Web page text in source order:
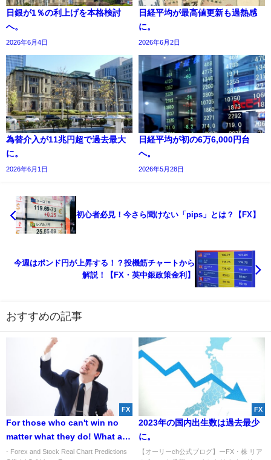
日銀が1％の利上げを本格検討
へ。
2026年6月4日
日経平均が最高値更新も過熱感
に。
2026年6月2日
為替介入が11兆円超で過去最大
に。
2026年6月1日
日経平均が初の6万6,000円台
へ。
2026年5月28日
初心者必見！今さら聞けない「pips」とは？【FX】
今週はポンド円が上昇する！？投機筋チャートから
解説！【FX・英中銀政策金利】
おすすめの記事
FX
For those who can't win no
matter what they do! What are
the "3 Habits" that can get
- Forex and Stock Real Chart Predictions
FX
2023年の国内出生数は過去最少
に。
【オーリーch公式ブログ】ーFX・株 リア